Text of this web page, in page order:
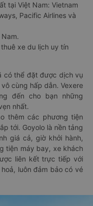
tại Việt Nam: Vietnam
Pacific Airlines và
xe du lịch uy tín
có thể đặt được dịch vụ
cùng hấp dẫn. Vexere
đến cho bạn những
nhất.
thêm các phương tiện
tới. Goyolo là nền tảng
giá cả, giờ khởi hành,
tiện máy bay, xe khách
liên kết trực tiếp với
luôn đảm bảo có vé